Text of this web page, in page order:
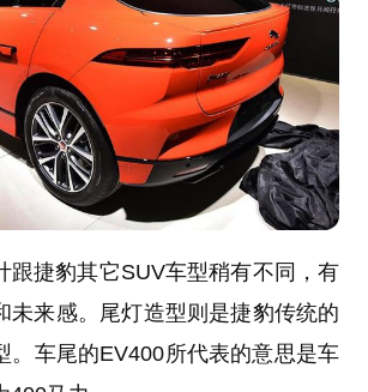
跟捷豹其它SUV车型稍有不同，有
未来感。尾灯造型则是捷豹传统的
。车尾的EV400所代表的意思是车